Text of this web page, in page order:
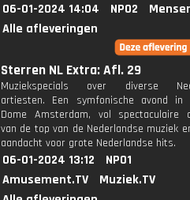
06-01-2024 14:04 NPO2
Alle afleveringen
Sterren NL Extra: Afl. 29
Muziekspecials over diverse
artiesten. Een symfonische avond in
Dome Amsterdam, vol spectaculaire
van de top van de Nederlandse muziek
aandacht voor grote Nederlandse hits.
06-01-2024 13:12
NPO1
Amusement.TV
Muziek.TV